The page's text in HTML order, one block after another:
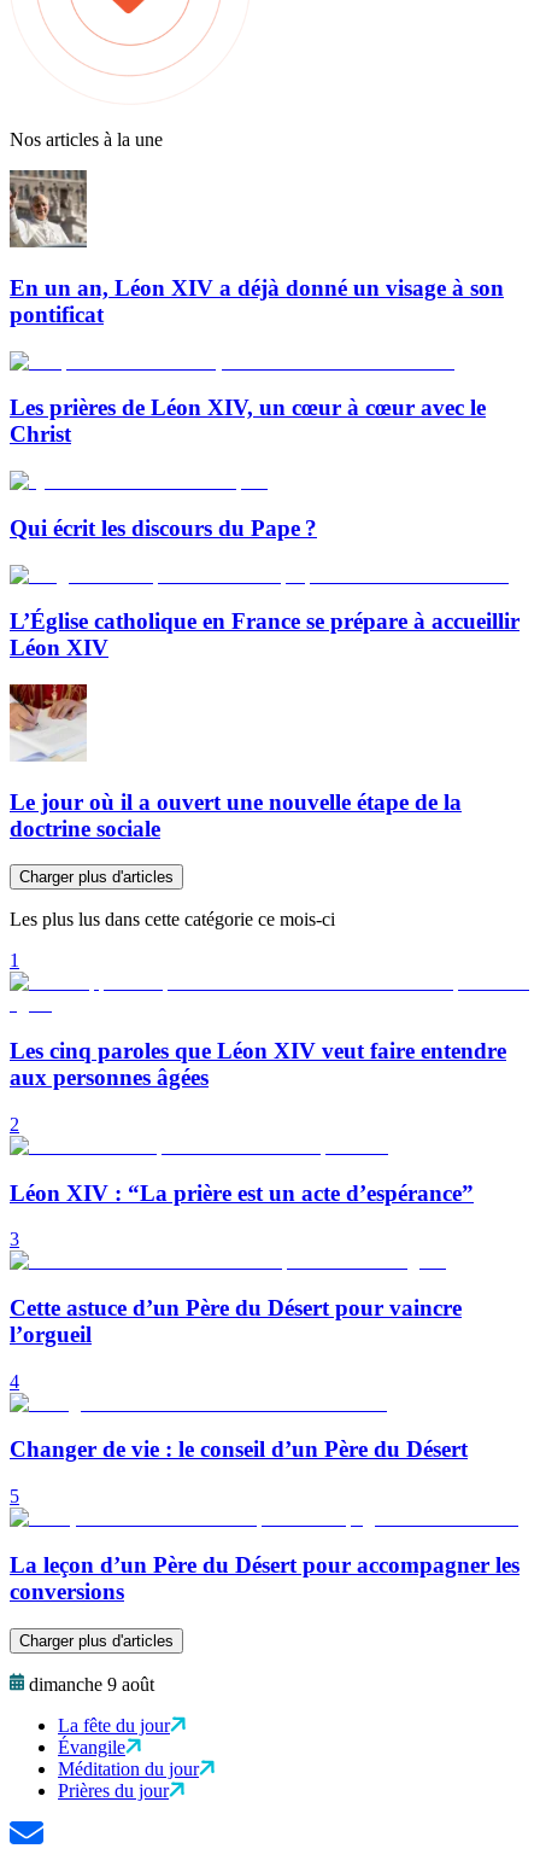
Nos articles à la une
En un an, Léon XIV a déjà donné un visage à son
pontificat
Les prières de Léon XIV, un cœur à cœur avec le
Christ
Qui écrit les discours du Pape ?
L’Église catholique en France se prépare à accueillir
Léon XIV
Le jour où il a ouvert une nouvelle étape de la
doctrine sociale
Charger plus d'articles
Les plus lus dans cette catégorie ce mois-ci
1
Les cinq paroles que Léon XIV veut faire entendre
aux personnes âgées
2
Léon XIV : “La prière est un acte d’espérance”
3
Cette astuce d’un Père du Désert pour vaincre
l’orgueil
4
Changer de vie : le conseil d’un Père du Désert
5
La leçon d’un Père du Désert pour accompagner les
conversions
Charger plus d'articles
dimanche 9 août
La fête du jour
Évangile
Méditation du jour
Prières du jour